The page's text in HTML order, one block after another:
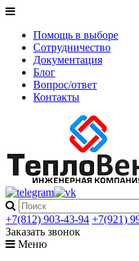
Помощь в выборе
Сотрудничество
Документация
Блог
Вопрос/ответ
Контакты
+7(812) 903-43-94 +7(921)
Заказать звонок
Меню